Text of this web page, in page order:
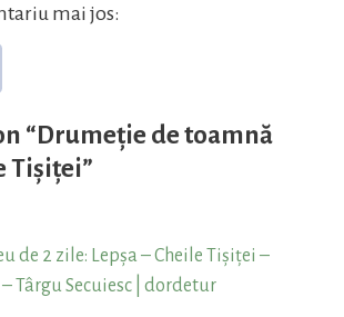
mai jos:
“Drumeție de toamnă
Tișiței”
de 2 zile: Lepșa – Cheile Tișiței –
Târgu Secuiesc | dordetur